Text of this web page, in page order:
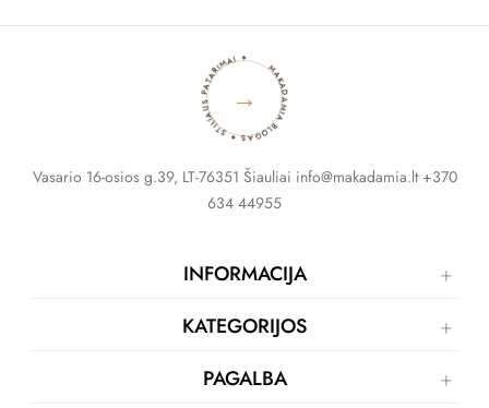
MAKADAMIA BLOGAS ✦ STILIAUS PATARIMAI ✦
→
Vasario 16-osios g.39, LT-76351 Šiauliai info@makadamia.lt +370
634 44955
INFORMACIJA
KATEGORIJOS
PAGALBA